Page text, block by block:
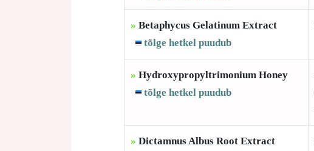
» Betaphycus Gelatinum Extract
tõlge hetkel puudub
» Hydroxypropyltrimonium Honey
tõlge hetkel puudub
» Dictamnus Albus Root Extract